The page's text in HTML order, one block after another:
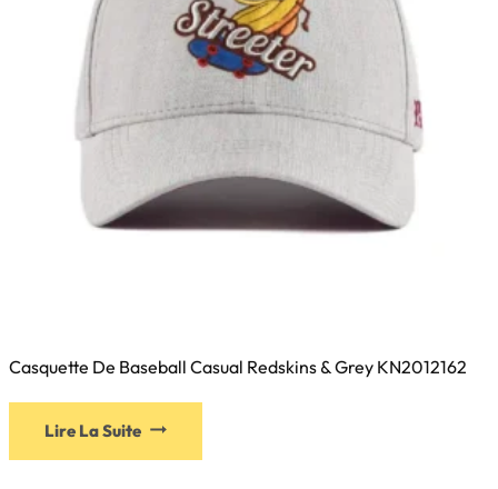
la
page
produit
Casquette De Baseball Casual Redskins & Grey KN2012162
Lire La Suite